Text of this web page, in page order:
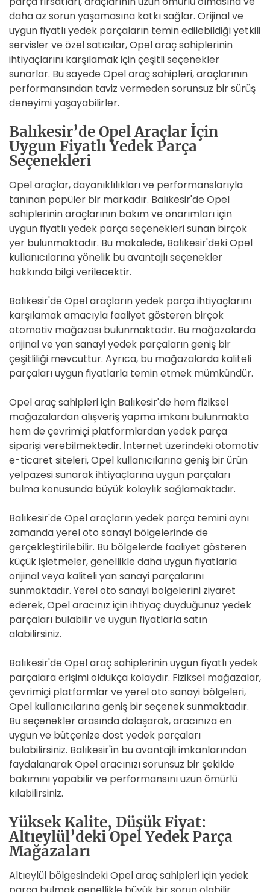
daha az sorun yaşamasına katkı sağlar. Orijinal ve
uygun fiyatlı yedek parçaların temin edilebildiği yetkili
servisler ve özel satıcılar, Opel araç sahiplerinin
ihtiyaçlarını karşılamak için çeşitli seçenekler
sunarlar. Bu sayede Opel araç sahipleri, araçlarının
performansından taviz vermeden sorunsuz bir sürüş
deneyimi yaşayabilirler.
Balıkesir’de Opel Araçlar İçin
Uygun Fiyatlı Yedek Parça
Seçenekleri
Opel araçlar, dayanıklılıkları ve performanslarıyla
tanınan popüler bir markadır. Balıkesir'de Opel
sahiplerinin araçlarının bakım ve onarımları için
uygun fiyatlı yedek parça seçenekleri sunan birçok
yer bulunmaktadır. Bu makalede, Balıkesir'deki Opel
kullanıcılarına yönelik bu avantajlı seçenekler
hakkında bilgi verilecektir.
Balıkesir'de Opel araçların yedek parça ihtiyaçlarını
karşılamak amacıyla faaliyet gösteren birçok
otomotiv mağazası bulunmaktadır. Bu mağazalarda
orijinal ve yan sanayi yedek parçaların geniş bir
çeşitliliği mevcuttur. Ayrıca, bu mağazalarda kaliteli
parçaları uygun fiyatlarla temin etmek mümkündür.
Opel araç sahipleri için Balıkesir'de hem fiziksel
mağazalardan alışveriş yapma imkanı bulunmakta
hem de çevrimiçi platformlardan yedek parça
siparişi verebilmektedir. İnternet üzerindeki otomotiv
e-ticaret siteleri, Opel kullanıcılarına geniş bir ürün
yelpazesi sunarak ihtiyaçlarına uygun parçaları
bulma konusunda büyük kolaylık sağlamaktadır.
Balıkesir'de Opel araçların yedek parça temini aynı
zamanda yerel oto sanayi bölgelerinde de
gerçekleştirilebilir. Bu bölgelerde faaliyet gösteren
küçük işletmeler, genellikle daha uygun fiyatlarla
orijinal veya kaliteli yan sanayi parçalarını
sunmaktadır. Yerel oto sanayi bölgelerini ziyaret
ederek, Opel aracınız için ihtiyaç duyduğunuz yedek
parçaları bulabilir ve uygun fiyatlarla satın
alabilirsiniz.
Balıkesir'de Opel araç sahiplerinin uygun fiyatlı yedek
parçalara erişimi oldukça kolaydır. Fiziksel mağazalar,
çevrimiçi platformlar ve yerel oto sanayi bölgeleri,
Opel kullanıcılarına geniş bir seçenek sunmaktadır.
Bu seçenekler arasında dolaşarak, aracınıza en
uygun ve bütçenize dost yedek parçaları
bulabilirsiniz. Balıkesir'in bu avantajlı imkanlarından
faydalanarak Opel aracınızı sorunsuz bir şekilde
bakımını yapabilir ve performansını uzun ömürlü
kılabilirsiniz.
Yüksek Kalite, Düşük Fiyat:
Altıeylül’deki Opel Yedek Parça
Mağazaları
Altıeylül bölgesindeki Opel araç sahipleri için yedek